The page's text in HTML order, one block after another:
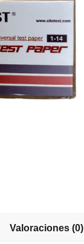
Valoraciones (0)